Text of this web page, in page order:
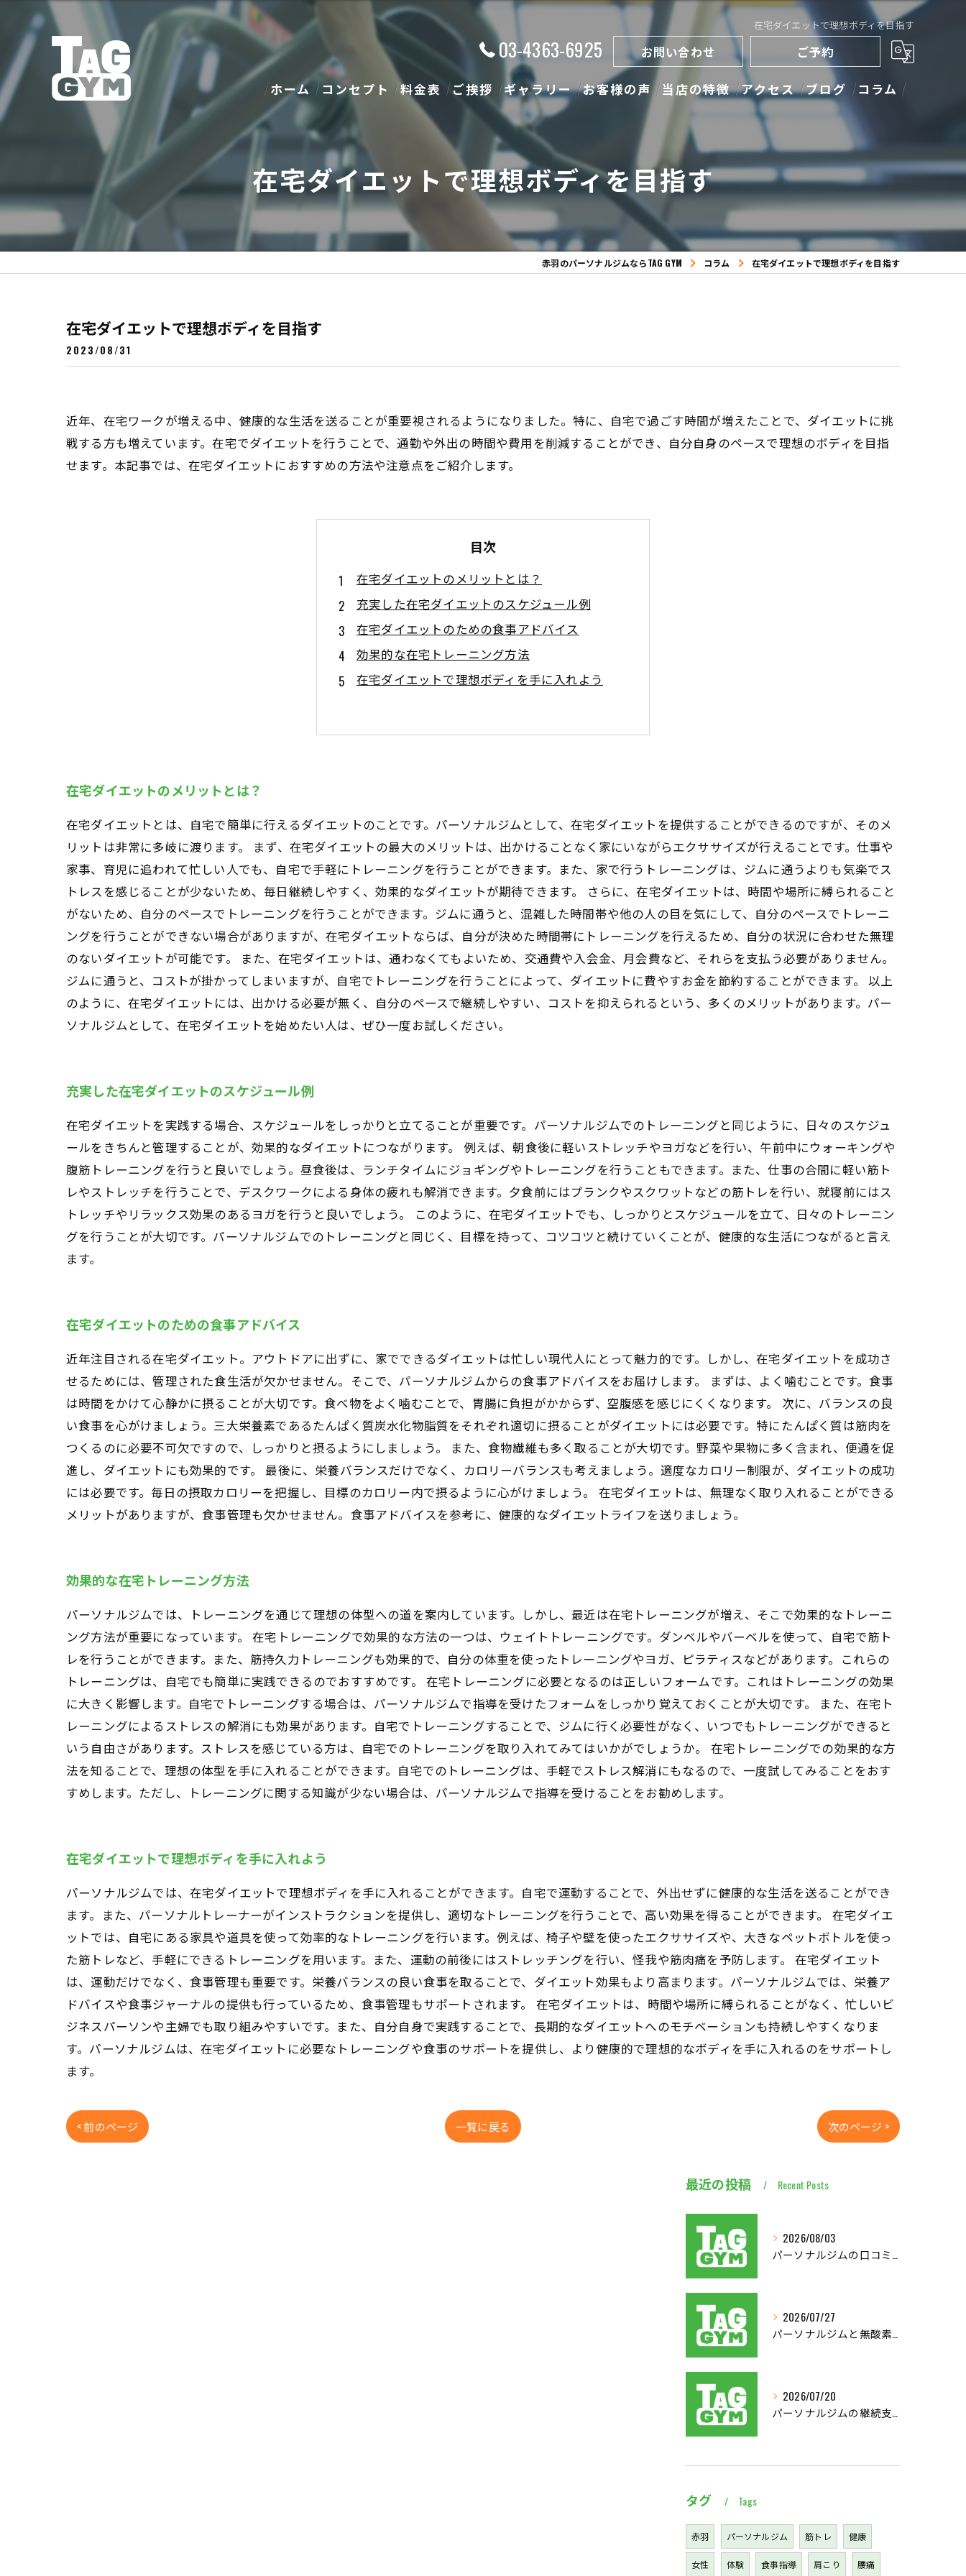
在宅ダイエットで理想ボディを目指す
03-4363-6925 お問い合わせ ご予約
ホーム コンセプト 料金表 ご挨拶 ギャラリー お客様の声 当店の特徴
ストレッチ
トレーニング
キックボクシング
アクセス ブログ コラム
在宅ダイエットで理想ボディを目指す
赤羽のパーソナルジムならTAG GYM コラム 在宅ダイエットで理想ボディを目指す
在宅ダイエットで理想ボディを目指す
2023/08/31
近年、在宅ワークが増える中、健康的な生活を送ることが重要視されるようになりました。特に、自宅で過ごす時間が増えたことで、ダイエットに挑
戦する方も増えています。在宅でダイエットを行うことで、通勤や外出の時間や費用を削減することができ、自分自身のペースで理想のボディを目指
せます。本記事では、在宅ダイエットにおすすめの方法や注意点をご紹介します。
目次
在宅ダイエットのメリットとは？
充実した在宅ダイエットのスケジュール例
在宅ダイエットのための食事アドバイス
効果的な在宅トレーニング方法
在宅ダイエットで理想ボディを手に入れよう
在宅ダイエットのメリットとは？
在宅ダイエットとは、自宅で簡単に行えるダイエットのことです。パーソナルジムとして、在宅ダイエットを提供することができるのですが、そのメ
リットは非常に多岐に渡ります。 まず、在宅ダイエットの最大のメリットは、出かけることなく家にいながらエクササイズが行えることです。仕事や
家事、育児に追われて忙しい人でも、自宅で手軽にトレーニングを行うことができます。また、家で行うトレーニングは、ジムに通うよりも気楽でス
トレスを感じることが少ないため、毎日継続しやすく、効果的なダイエットが期待できます。 さらに、在宅ダイエットは、時間や場所に縛られること
がないため、自分のペースでトレーニングを行うことができます。ジムに通うと、混雑した時間帯や他の人の目を気にして、自分のペースでトレーニ
ングを行うことができない場合がありますが、在宅ダイエットならば、自分が決めた時間帯にトレーニングを行えるため、自分の状況に合わせた無理
のないダイエットが可能です。 また、在宅ダイエットは、通わなくてもよいため、交通費や入会金、月会費など、それらを支払う必要がありません。
ジムに通うと、コストが掛かってしまいますが、自宅でトレーニングを行うことによって、ダイエットに費やすお金を節約することができます。 以上
のように、在宅ダイエットには、出かける必要が無く、自分のペースで継続しやすい、コストを抑えられるという、多くのメリットがあります。パー
ソナルジムとして、在宅ダイエットを始めたい人は、ぜひ一度お試しください。
充実した在宅ダイエットのスケジュール例
在宅ダイエットを実践する場合、スケジュールをしっかりと立てることが重要です。パーソナルジムでのトレーニングと同じように、日々のスケジュ
ールをきちんと管理することが、効果的なダイエットにつながります。 例えば、朝食後に軽いストレッチやヨガなどを行い、午前中にウォーキングや
腹筋トレーニングを行うと良いでしょう。昼食後は、ランチタイムにジョギングやトレーニングを行うこともできます。また、仕事の合間に軽い筋ト
レやストレッチを行うことで、デスクワークによる身体の疲れも解消できます。夕食前にはプランクやスクワットなどの筋トレを行い、就寝前にはス
トレッチやリラックス効果のあるヨガを行うと良いでしょう。 このように、在宅ダイエットでも、しっかりとスケジュールを立て、日々のトレーニン
グを行うことが大切です。パーソナルジムでのトレーニングと同じく、目標を持って、コツコツと続けていくことが、健康的な生活につながると言え
ます。
在宅ダイエットのための食事アドバイス
近年注目される在宅ダイエット。アウトドアに出ずに、家でできるダイエットは忙しい現代人にとって魅力的です。しかし、在宅ダイエットを成功さ
せるためには、管理された食生活が欠かせません。そこで、パーソナルジムからの食事アドバイスをお届けします。 まずは、よく噛むことです。食事
は時間をかけて心静かに摂ることが大切です。食べ物をよく噛むことで、胃腸に負担がかからず、空腹感を感じにくくなります。 次に、バランスの良
い食事を心がけましょう。三大栄養素であるたんぱく質炭水化物脂質をそれぞれ適切に摂ることがダイエットには必要です。特にたんぱく質は筋肉を
つくるのに必要不可欠ですので、しっかりと摂るようにしましょう。 また、食物繊維も多く取ることが大切です。野菜や果物に多く含まれ、便通を促
進し、ダイエットにも効果的です。 最後に、栄養バランスだけでなく、カロリーバランスも考えましょう。適度なカロリー制限が、ダイエットの成功
には必要です。毎日の摂取カロリーを把握し、目標のカロリー内で摂るように心がけましょう。 在宅ダイエットは、無理なく取り入れることができる
メリットがありますが、食事管理も欠かせません。食事アドバイスを参考に、健康的なダイエットライフを送りましょう。
効果的な在宅トレーニング方法
パーソナルジムでは、トレーニングを通じて理想の体型への道を案内しています。しかし、最近は在宅トレーニングが増え、そこで効果的なトレーニ
ング方法が重要になっています。 在宅トレーニングで効果的な方法の一つは、ウェイトトレーニングです。ダンベルやバーベルを使って、自宅で筋ト
レを行うことができます。また、筋持久力トレーニングも効果的で、自分の体重を使ったトレーニングやヨガ、ピラティスなどがあります。これらの
トレーニングは、自宅でも簡単に実践できるのでおすすめです。 在宅トレーニングに必要となるのは正しいフォームです。これはトレーニングの効果
に大きく影響します。自宅でトレーニングする場合は、パーソナルジムで指導を受けたフォームをしっかり覚えておくことが大切です。 また、在宅ト
レーニングによるストレスの解消にも効果があります。自宅でトレーニングすることで、ジムに行く必要性がなく、いつでもトレーニングができると
いう自由さがあります。ストレスを感じている方は、自宅でのトレーニングを取り入れてみてはいかがでしょうか。 在宅トレーニングでの効果的な方
法を知ることで、理想の体型を手に入れることができます。自宅でのトレーニングは、手軽でストレス解消にもなるので、一度試してみることをおす
すめします。ただし、トレーニングに関する知識が少ない場合は、パーソナルジムで指導を受けることをお勧めします。
在宅ダイエットで理想ボディを手に入れよう
パーソナルジムでは、在宅ダイエットで理想ボディを手に入れることができます。自宅で運動することで、外出せずに健康的な生活を送ることができ
ます。また、パーソナルトレーナーがインストラクションを提供し、適切なトレーニングを行うことで、高い効果を得ることができます。 在宅ダイエ
ットでは、自宅にある家具や道具を使って効率的なトレーニングを行います。例えば、椅子や壁を使ったエクササイズや、大きなペットボトルを使っ
た筋トレなど、手軽にできるトレーニングを用います。また、運動の前後にはストレッチングを行い、怪我や筋肉痛を予防します。 在宅ダイエット
は、運動だけでなく、食事管理も重要です。栄養バランスの良い食事を取ることで、ダイエット効果もより高まります。パーソナルジムでは、栄養ア
ドバイスや食事ジャーナルの提供も行っているため、食事管理もサポートされます。 在宅ダイエットは、時間や場所に縛られることがなく、忙しいビ
ジネスパーソンや主婦でも取り組みやすいです。また、自分自身で実践することで、長期的なダイエットへのモチベーションも持続しやすくなりま
す。パーソナルジムは、在宅ダイエットに必要なトレーニングや食事のサポートを提供し、より健康的で理想的なボディを手に入れるのをサポートし
ます。
< 前のページ 一覧に戻る 次のページ >
最近の投稿 Recent Posts
2026/08/03
パーソナルジムの口コミから見る後悔しない選び方と実体験を徹底比較
2026/07/27
パーソナルジムと無酸素運動で東京都北区西多摩郡奥多摩町で理想の体を目指す方法
2026/07/20
パーソナルジムの継続支援で習慣化と効果実感を叶える仕組み徹底解説
タグ Tags
赤羽 パーソナルジム 筋トレ 健康
女性 体験 食事指導 肩こり 腰痛